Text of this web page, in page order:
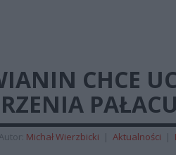
CHCE
Autor: Michał Wierzbicki | Aktualności |